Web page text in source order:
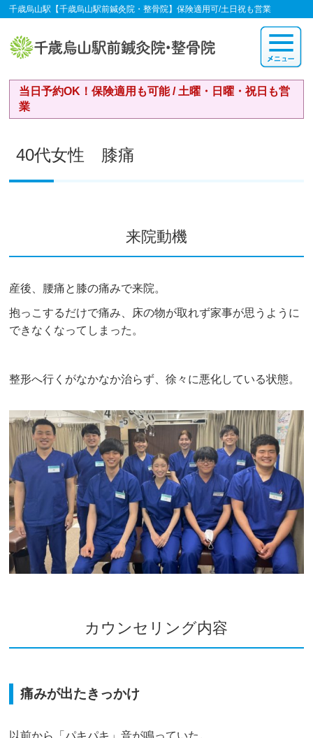
千歳烏山駅【千歳烏山駅前鍼灸院・整骨院】保険適用可/土日祝も営業
当日予約OK！保険適用も可能 / 土曜・日曜・祝日も営
業
40代女性 膝痛
来院動機
産後、腰痛と膝の痛みで来院。
抱っこするだけで痛み、床の物が取れず家事が思うように
できなくなってしまった。
整形へ行くがなかなか治らず、徐々に悪化している状態。
カウンセリング内容
痛みが出たきっかけ